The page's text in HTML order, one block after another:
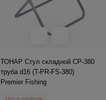
ТОНАР Стул складной СР-380
труба d16 (T-PR-FS-380)
Premier Fishing
Нет в наличии